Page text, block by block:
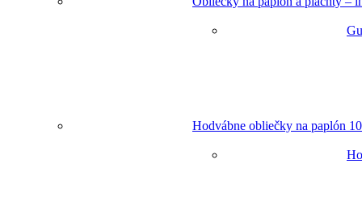
Hodvábne obliečky na paplón